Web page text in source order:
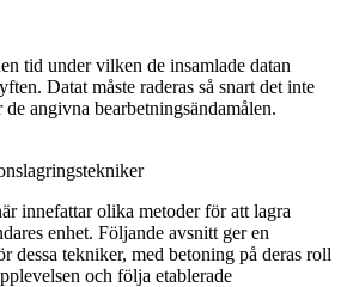
tid under vilken de insamlade datan
Datat måste raderas så snart det inte
angivna bearbetningsändamålen.
innefattar olika metoder för att lagra
enhet. Följande avsnitt ger en
dessa tekniker, med betoning på deras roll
och följa etablerade